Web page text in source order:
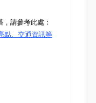
請參考此處：
點、交通資訊等